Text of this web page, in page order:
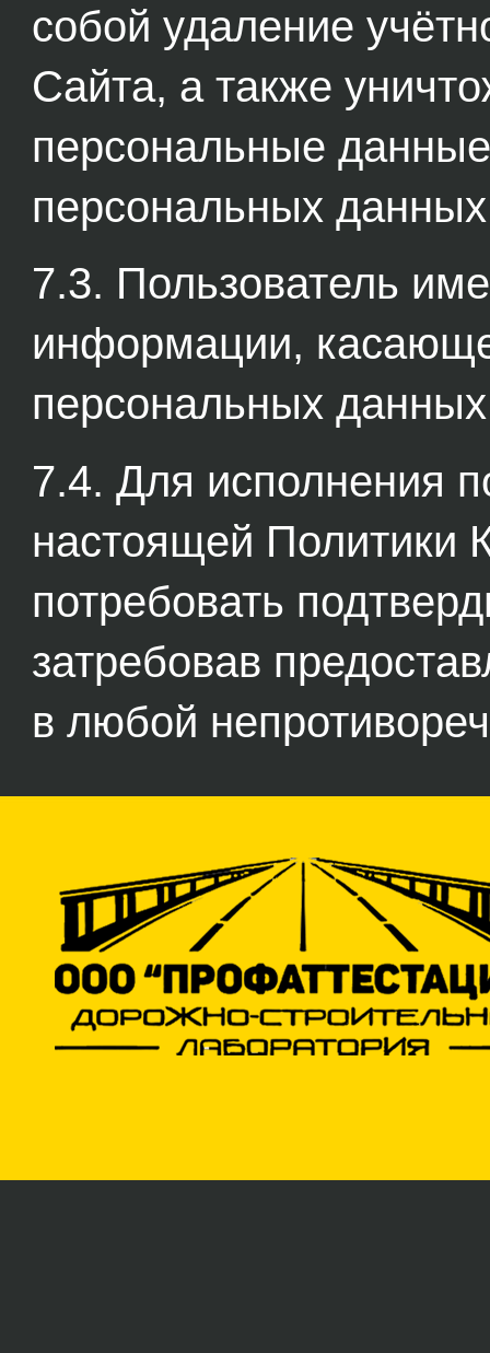
собой удаление
Сайта, а также
персональные
персональных
7.3. Пользователь
информации,
персональных
7.4. Для исполнения
настоящей Политики
потребовать
затребовав
в любой